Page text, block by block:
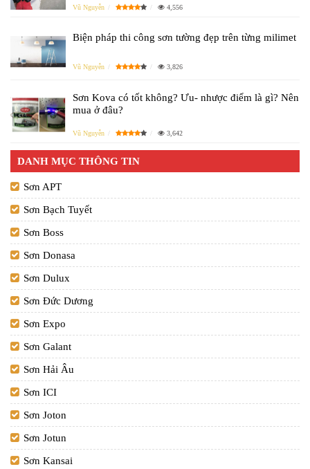
Vũ Nguyễn 4,556
Biện pháp thi công sơn tường đẹp trên từng milimet
Vũ Nguyễn 3,826
Sơn Kova có tốt không? Ưu- nhược điểm là gì? Nên
mua ở đâu?
Vũ Nguyễn 3,642
DANH MỤC THÔNG TIN
Sơn APT
Sơn Bạch Tuyết
Sơn Boss
Sơn Donasa
Sơn Dulux
Sơn Đức Dương
Sơn Expo
Sơn Galant
Sơn Hải Âu
Sơn ICI
Sơn Joton
Sơn Jotun
Sơn Kansai